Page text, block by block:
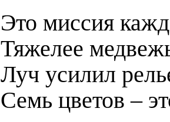
Это миссия
Тяжелее
Луч усилил
Семь цветов –